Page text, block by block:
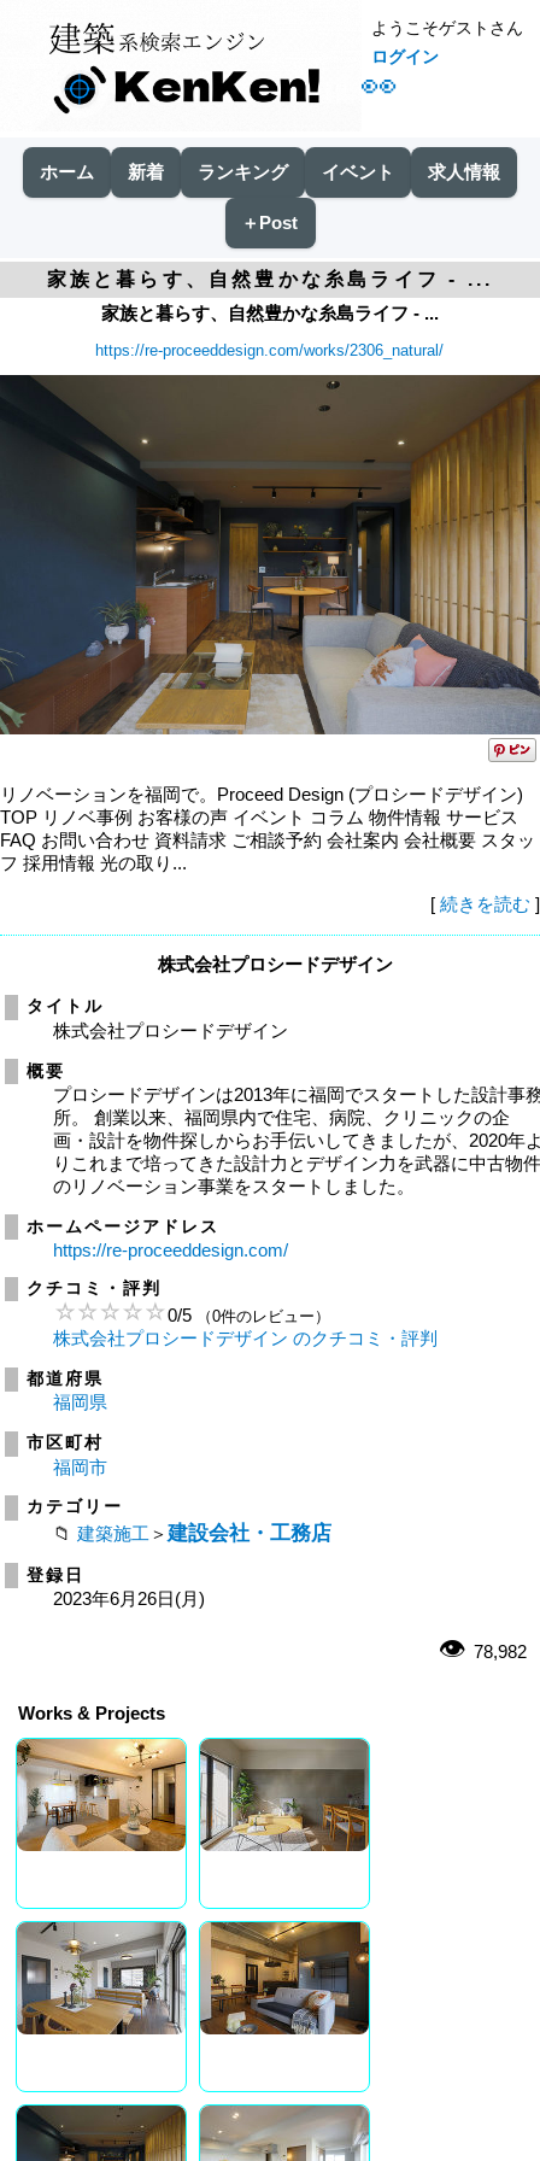
👀
ようこそゲストさん
ログイン
ホーム 新着 ランキング イベント 求人情報
＋Post
家族と暮らす、自然豊かな糸島ライフ - ...
家族と暮らす、自然豊かな糸島ライフ - ...
https://re-proceeddesign.com/works/2306_natural/
リノベーションを福岡で。Proceed Design (プロシードデザイン)
TOP リノベ事例 お客様の声 イベント コラム 物件情報 サービス
FAQ お問い合わせ 資料請求 ご相談予約 会社案内 会社概要 スタッ
フ 採用情報 光の取り...
[ 続きを読む ]
株式会社プロシードデザイン
タイトル
株式会社プロシードデザイン
概要
プロシードデザインは2013年に福岡でスタートした設計事
所。 創業以来、福岡県内で住宅、病院、クリニックの企
画・設計を物件探しからお手伝いしてきましたが、2020年
りこれまで培ってきた設計力とデザイン力を武器に中古物
のリノベーション事業をスタートしました。
ホームページアドレス
https://re-proceeddesign.com/
クチコミ・評判
0/5 （0件のレビュー）
株式会社プロシードデザイン のクチコミ・評判
都道府県
福岡県
市区町村
福岡市
カテゴリー
建築施工 ＞ 建設会社・工務店
登録日
2023年6月26日(月)
78,982
Works & Projects